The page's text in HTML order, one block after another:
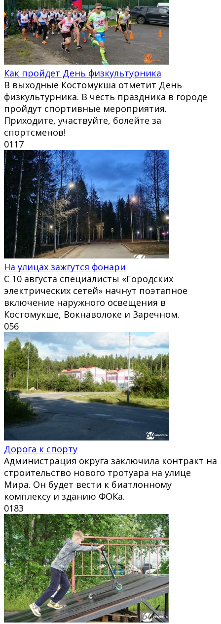
Как пройдет День физкультурника
В выходные Костомукша отметит День
физкультурника. В честь праздника в городе
пройдут спортивные мероприятия.
Приходите, участвуйте, болейте за
спортсменов!
0117
На улицах зажгутся фонари
С 10 августа специалисты «Городских
электрических сетей» начнут поэтапное
включение наружного освещения в
Костомукше, Вокнаволоке и Заречном.
056
Дорога к спорту
Администрация округа заключила контракт на
строительство нового тротуара на улице
Мира. Он будет вести к биатлонному
комплексу и зданию ФОКа.
0183